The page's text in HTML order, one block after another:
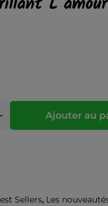
Ajouter au
Sellers, Les